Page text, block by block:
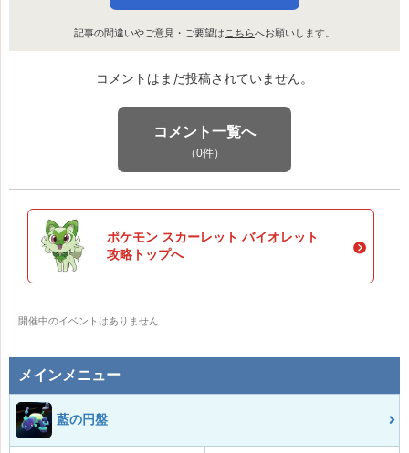
記事の間違いやご意見・ご要望は こちらへお願いします。
コメントはまだ投稿されていません。
コメント一覧へ
（0件）
ポケモン スカーレット バイオレット
攻略トップへ
開催中のイベントはありません
メインメニュー
藍の円盤